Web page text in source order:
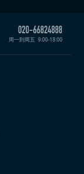
周一到周五 9:00-18:00